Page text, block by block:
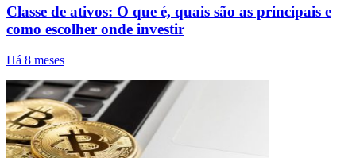
Classe de ativos: O que é, quais são as principais e
como escolher onde investir
Há 8 meses